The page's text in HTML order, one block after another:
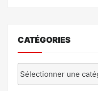
CATÉGORIES